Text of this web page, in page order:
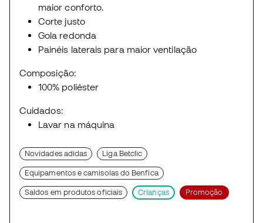
maior conforto.
Corte justo
Gola redonda
Painéis laterais para maior ventilação
Composição:
100% poliéster
Cuidados:
Lavar na máquina
Novidades adidas Liga Betclic
Equipamentos e camisolas do Benfica
Saldos em produtos oficiais Crianças Promoção